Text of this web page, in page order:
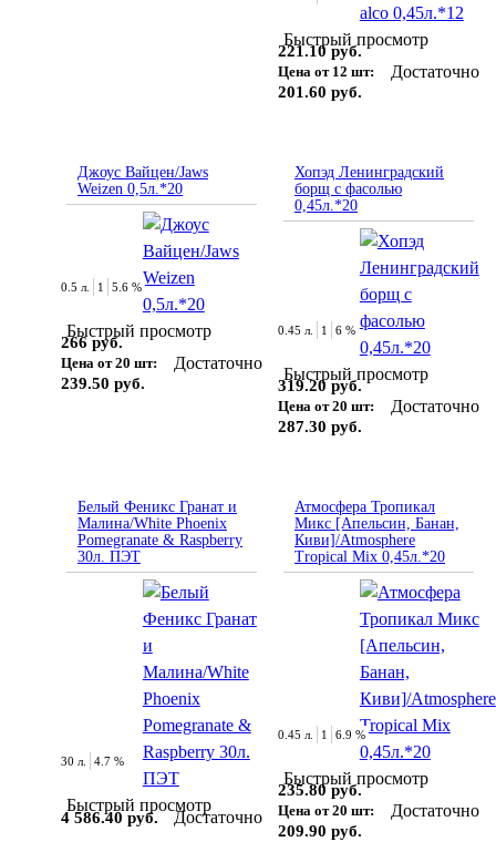
Быстрый просмотр
221.10 руб.
Цена от 12 шт:
201.60 руб.
Достаточно
Джоус Вайцен/Jaws
Weizen 0,5л.*20
Быстрый просмотр
0.5 л. 1 5.6 %
266 руб.
Цена от 20 шт:
239.50 руб.
Достаточно
Хопэд Ленинградский
борщ с фасолью
0,45л.*20
Быстрый просмотр
0.45 л. 1 6 %
319.20 руб.
Цена от 20 шт:
287.30 руб.
Достаточно
Белый Феникс Гранат и
Малина/White Phoenix
Pomegranate & Raspberry
30л. ПЭТ
Быстрый просмотр
30 л. 4.7 %
4 586.40 руб. Достаточно
Атмосфера Тропикал
Микс [Апельсин, Банан,
Киви]/Atmosphere
Tropical Mix 0,45л.*20
Быстрый просмотр
0.45 л. 1 6.9 %
235.80 руб.
Цена от 20 шт:
209.90 руб.
Достаточно